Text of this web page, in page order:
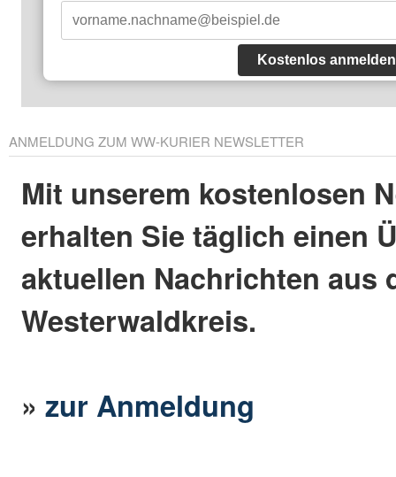
Kostenlos anmelden
ANMELDUNG ZUM WW-KURIER NEWSLETTER
Mit unserem kostenlosen
erhalten Sie täglich einen
aktuellen Nachrichten aus
Westerwaldkreis.
»zur Anmeldung